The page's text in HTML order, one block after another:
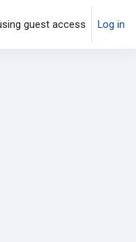
guest access Log in